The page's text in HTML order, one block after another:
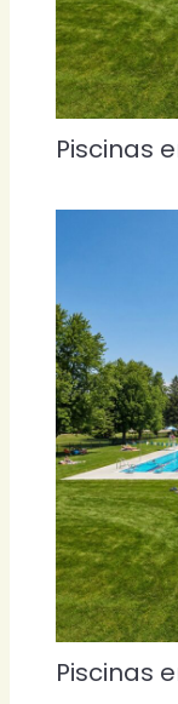
Piscinas
Piscinas